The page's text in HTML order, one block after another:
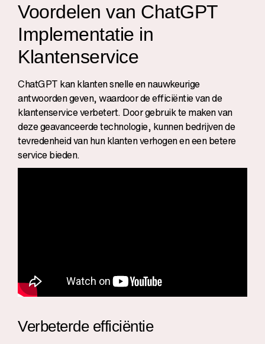
Voordelen van ChatGPT
Implementatie in
Klantenservice
ChatGPT kan klanten snelle en nauwkeurige
antwoorden geven, waardoor de efficiëntie van de
klantenservice verbetert. Door gebruik te maken van
deze geavanceerde technologie, kunnen bedrijven de
tevredenheid van hun klanten verhogen en een betere
service bieden.
Verbeterde efficiëntie